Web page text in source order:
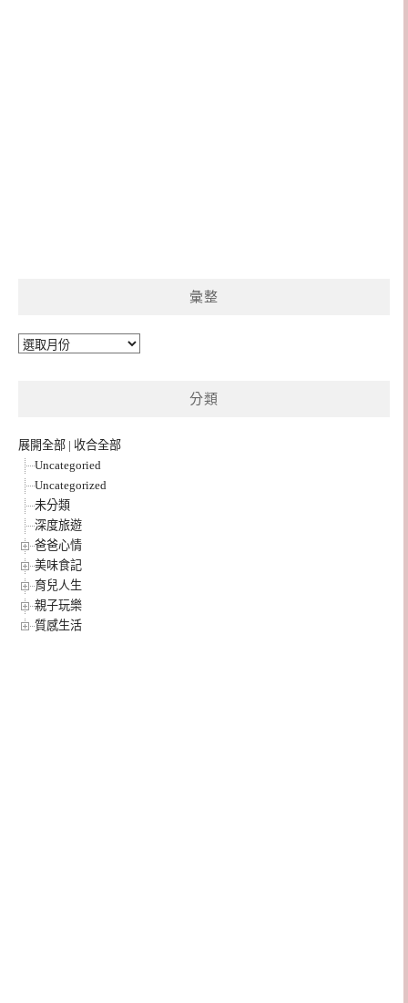
彙整
彙
分類
展開全部 | 收合全部
Uncategoried
Uncategorized
未分類
深度旅遊
爸爸心情
美味食記
育兒人生
親子玩樂
質感生活